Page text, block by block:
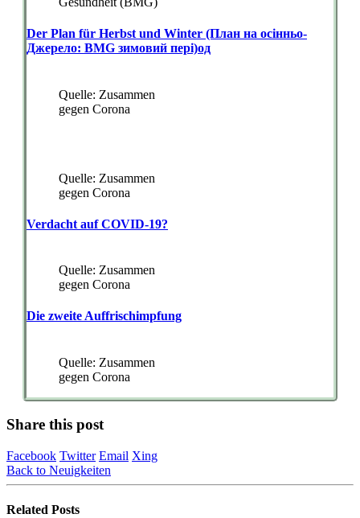
Der Plan für Herbst und Winter (План на осінньо-
Джерело: BMG зимовий пері)од
Quelle: Zusammen
gegen Corona
Quelle: Zusammen
gegen Corona
Verdacht auf COVID-19?
Quelle: Zusammen
gegen Corona
Die zweite Auffrischimpfung
Quelle: Zusammen
gegen Corona
Share this post
Facebook Twitter Email Xing
Back to Neuigkeiten
Related Posts